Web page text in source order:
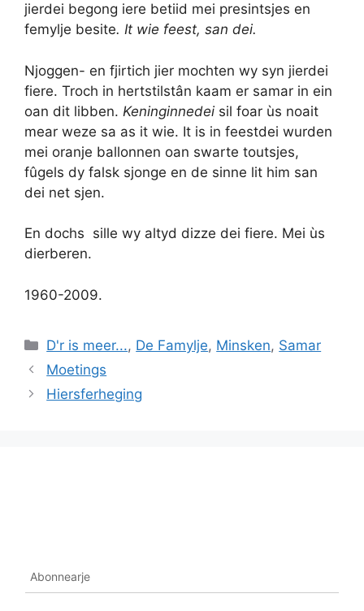
jierdei begong iere betiid mei presintsjes en
femylje besite. It wie feest, san dei.
Njoggen- en fjirtich jier mochten wy syn jierdei
fiere. Troch in hertstilstân kaam er samar in ein
oan dit libben. Keninginnedei sil foar ùs noait
mear weze sa as it wie. It is in feestdei wurden
mei oranje ballonnen oan swarte toutsjes,
fûgels dy falsk sjonge en de sinne lit him san
dei net sjen.
En dochs sille wy altyd dizze dei fiere. Mei ùs
dierberen.
1960-2009.
Categories
D'r is meer..., De Famylje, Minsken, Samar
Moetings
Hiersferheging
Abonnearje